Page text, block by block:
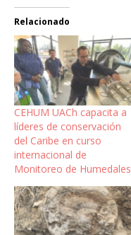
Relacionado
CEHUM UACh capacita a
líderes de conservación
del Caribe en curso
internacional de
Monitoreo de Humedales